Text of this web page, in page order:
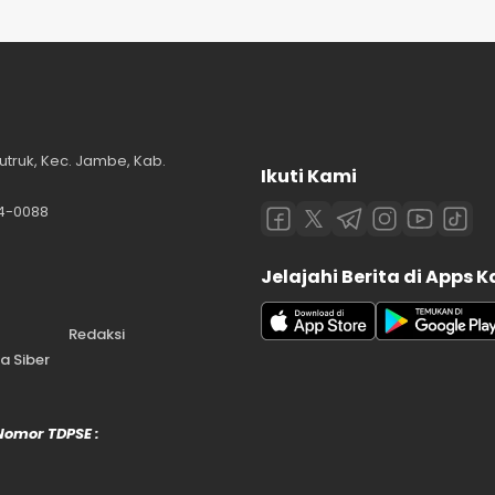
Kec. Jambe, Kab.
0088
Redaksi
Siber
TDPSE :
Ikuti Kami
Jelajahi Berita di Apps